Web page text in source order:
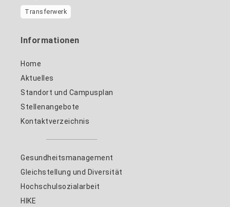
Transferwerk
Informationen
Home
Aktuelles
Standort und Campusplan
Stellenangebote
Kontaktverzeichnis
Gesundheitsmanagement
Gleichstellung und Diversität
Hochschulsozialarbeit
HIKE